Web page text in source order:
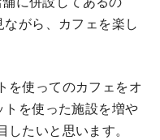
がら、カフェを楽し
を使ってのカフェをオ
を使った施設を増や
たいと思います。